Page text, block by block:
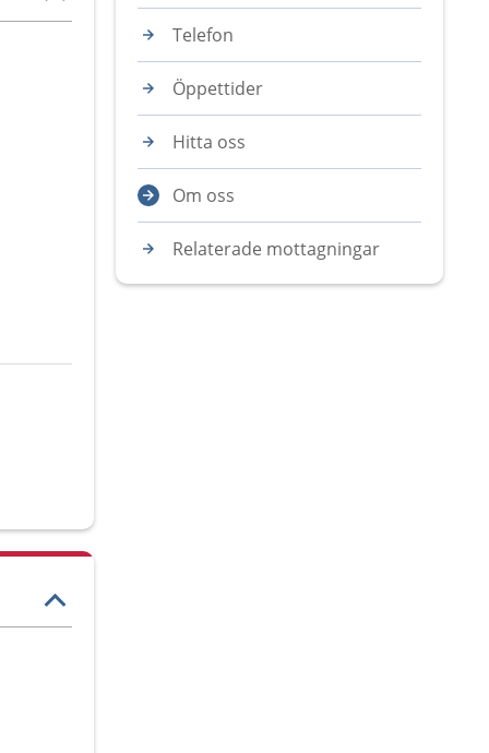
Telefon
Öppettider
Hitta oss
Om oss
Relaterade mottagningar